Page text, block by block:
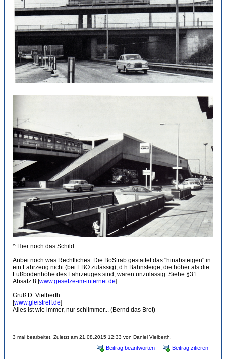
^ Hier noch das Schild
Anbei noch was Rechtliches: Die BoStrab gestattet das "hinabsteigen" in
ein Fahrzeug nicht (bei EBO zulässig), d.h Bahnsteige, die höher als die
Fußbodenhöhe des Fahrzeuges sind, wären unzulässig. Siehe §31
Absatz 8 [www.gesetze-im-internet.de]
Gruß D. Vielberth
[www.gleistreff.de]
Alles ist wie immer, nur schlimmer... (Bernd das Brot)
3 mal bearbeitet. Zuletzt am 21.08.2015 12:33 von Daniel Vielberth.
Beitrag beantworten Beitrag zitieren